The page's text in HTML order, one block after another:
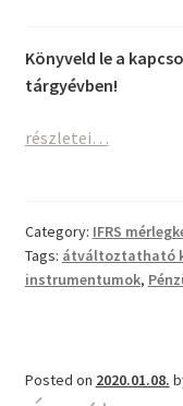
Könyveld le a
tárgyévben!
Átváltoztatható
részletei…
Category: IFRS
Tags: átváltoztatható
instrumentumok,
Posted on 2020.01.08.